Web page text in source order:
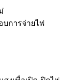
การจ่ายไฟ